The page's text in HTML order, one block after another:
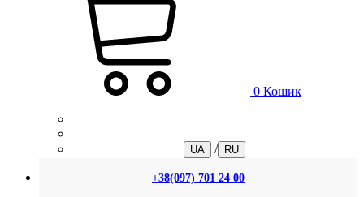
0 Кошик
UA / RU
+38(097) 701 24 00